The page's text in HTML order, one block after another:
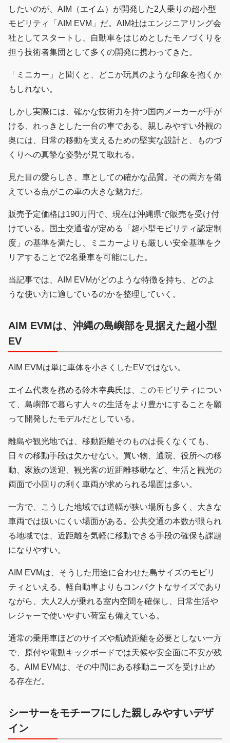
したいのが、AIM（エイム）が開発した2人乗りの超小型
モビリティ「AIM EVM」だ。AIM社はエンジニアリング会
社としてスタートし、自動車をはじめとしたモノづくりを
担う技術者集団として多くの開発に携わってきた。
「ミニカー」と聞くと、どこか玩具のような印象を抱くか
もしれない。
しかし実際には、確かな技術力を持つ国内メーカーが手が
ける、れっきとした一台の車である。親しみやすい外観の
奥には、日常の移動を支えるための堅実な設計と、ものづ
くりへの真摯な姿勢が見て取れる。
見た目の愛らしさ、車としての確かな品質。その両方を備
えている点がこの車の大きな魅力だ。
販売予定価格は190万円で、現在は沖縄県で販売を受け付
けている。国土交通省が定める「超小型モビリティ認定制
度」の基準を満たし、ミニカーよりも厳しい安全基準をク
リアすることで2名乗車を可能にした。
当記事では、AIM EVMがどのような特徴を持ち、どのよ
うな使い方に適しているのかを整理していく。
AIM EVMは、沖縄の島嶼部を見据えた超小型
EV
AIM EVMは単に車体を小さくしたEVではない。
エイム代表を務める鈴木幸典氏は、このモビリティについ
て、島嶼部で暮らす人々の生活をより豊かにすることを願
って開発したモデルだとしている。
離島や観光地では、移動距離そのものは長くなくても、
日々の移動手段は欠かせない。買い物、通院、役所への移
動、家族の送迎、観光客の近距離移動など、生活と観光の
両面で小回りの利く車両が求められる場面は多い。
一方で、こうした地域では道幅が狭い場所も多く、大きな
車両では扱いにくい場面がある。公共交通の本数が限られ
る地域では、近距離を気軽に移動できる手段の確保も課題
になりやすい。
AIM EVMは、そうした用途に合わせた島サイズのモビリ
ティといえる。軽自動車よりもコンパクトなサイズであり
ながら、大人2人が乗れる室内空間を確保し、日常生活や
レジャーで使いやすい荷室も備えている。
通常の乗用車ほどのサイズや航続距離を必要としない一方
で、原付や電動キックボードでは天候や安全面に不安が残
る。AIM EVMは、その中間にある移動ニーズを受け止め
る存在だ。
シーサーをモチーフにした親しみやすいデザ
イン